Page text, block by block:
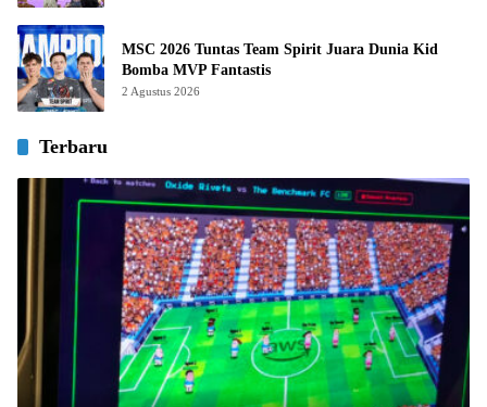
MSC 2026 Tuntas Team Spirit Juara Dunia Kid
Bomba MVP Fantastis
2 Agustus 2026
Terbaru